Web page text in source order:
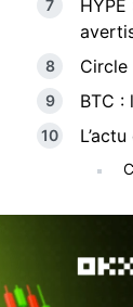
Circle
BTC :